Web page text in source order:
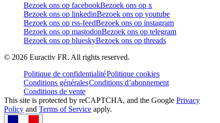
Bezoek ons op facebookBezoek ons op x
Bezoek ons op linkedinBezoek ons op youtube
Bezoek ons op rss-feedBezoek ons op instagram
Bezoek ons op mastodonBezoek ons op telegram
Bezoek ons op blueskyBezoek ons op threads
© 2026 Euractiv FR. All rights reserved.
Politique de confidentialitéPolitique cookies
Conditions généralesConditions d’abonnement
Conditions de vente
This site is protected by reCAPTCHA, and the Google Privacy
Policy and Terms of Service apply.